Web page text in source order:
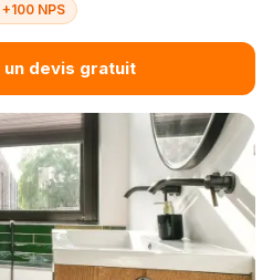
+100 NPS
un devis gratuit